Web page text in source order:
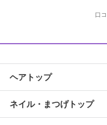
口
ヘアトップ
ネイル・まつげトップ